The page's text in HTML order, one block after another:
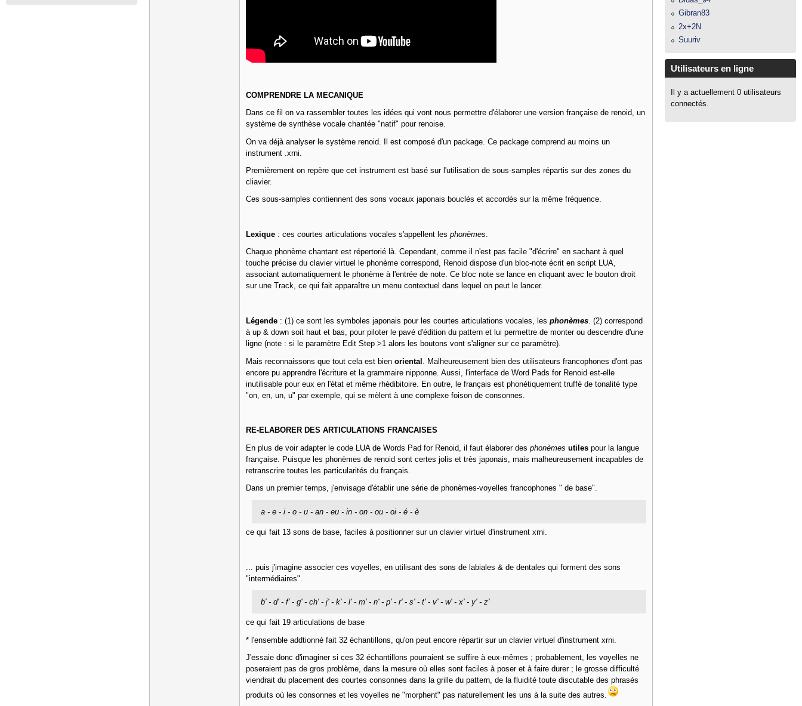
COMPRENDRE LA MECANIQUE
Dans ce fil on va rassembler toutes les idées qui vont nous permettre d'élaborer une version française de renoid, un
système de synthèse vocale chantée "natif" pour renoise.
On va déjà analyser le système renoid. Il est composé d'un package. Ce package comprend au moins un
instrument .xrni.
Premièrement on repère que cet instrument est basé sur l'utilisation de sous-samples répartis sur des zones du
cliavier.
Ces sous-samples contiennent des sons vocaux japonais bouclés et accordés sur la même fréquence.
Lexique : ces courtes articulations vocales s'appellent les phonèmes.
Chaque phonème chantant est répertorié là. Cependant, comme il n'est pas facile "d'écrire" en sachant à quel
touche précise du clavier virtuel le phonème correspond, Renoid dispose d'un bloc-note écrit en script LUA,
associant automatiquement le phonème à l'entrée de note. Ce bloc note se lance en cliquant avec le bouton droit
sur une Track, ce qui fait apparaître un menu contextuel dans lequel on peut le lancer.
Légende : (1) ce sont les symboles japonais pour les courtes articulations vocales, les phonèmes. (2) correspond
à up & down soit haut et bas, pour piloter le pavé d'édition du pattern et lui permettre de monter ou descendre d'une
ligne (note : si le paramètre Edit Step >1 alors les boutons vont s'aligner sur ce paramètre).
Mais reconnaissons que tout cela est bien oriental . Malheureusement bien des utilisateurs francophones d'ont pas
encore pu apprendre l'écriture et la grammaire nipponne. Aussi, l'interface de Word Pads for Renoid est-elle
inutilisable pour eux en l'état et même rhédibitoire. En outre, le français est phonétiquement truffé de tonalité type
"on, en, un, u" par exemple, qui se mèlent à une complexe foison de consonnes.
RE-ELABORER DES ARTICULATIONS FRANCAISES
En plus de voir adapter le code LUA de Words Pad for Renoid, il faut élaborer des phonèmes utiles pour la langue
française. Puisque les phonèmes de renoid sont certes jolis et très japonais, mais malheureusement incapables de
retranscrire toutes les particularités du français.
Dans un premier temps, j'envisage d'établir une série de phonèmes-voyelles francophones " de base".
a - e - i - o - u - an - eu - in - on - ou - oi - é - è
ce qui fait 13 sons de base, faciles à positionner sur un clavier virtuel d'instrument xrni.
... puis j'imagine associer ces voyelles, en utilisant des sons de labiales & de dentales qui forment des sons
"intermédiaires".
b' - d' - f' - g' - ch' - j' - k' - l' - m' - n' - p' - r' - s' - t' - v' - w' - x' - y' - z'
ce qui fait 19 articulations de base
* l'ensemble addtionné fait 32 échantillons, qu'on peut encore répartir sur un clavier virtuel d'instrument xrni.
J'essaie donc d'imaginer si ces 32 échantillons pourraient se suffire à eux-mêmes ; probablement, les voyelles ne
poseraient pas de gros problème, dans la mesure où elles sont faciles à poser et à faire durer ; le grosse difficulté
viendrait du placement des courtes consonnes dans la grille du pattern, de la fluidité toute discutable des phrasés
produits où les consonnes et les voyelles ne "morphent" pas naturellement les uns à la suite des autres.
Gibran83
2x+2N
Suuriv
Utilisateurs en ligne
Il y a actuellement 0 utilisateurs
connectés.